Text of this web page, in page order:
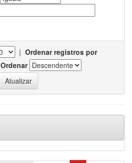
| Ordenar registros por
Ordenar